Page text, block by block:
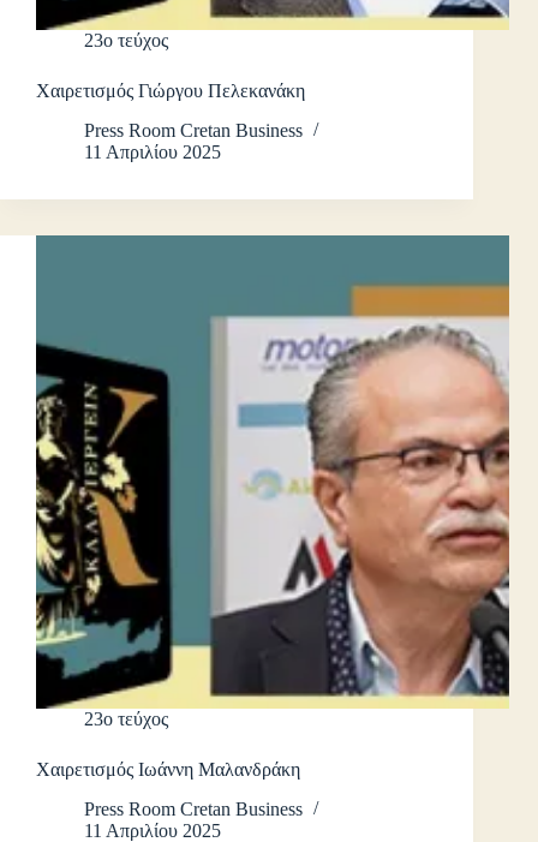
23ο τεύχος
Χαιρετισμός Γιώργου Πελεκανάκη
Press Room Cretan Business
11 Απριλίου 2025
23ο τεύχος
Χαιρετισμός Ιωάννη Μαλανδράκη
Press Room Cretan Business
11 Απριλίου 2025